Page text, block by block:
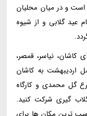
و در میان محلیان
عید گلابی و از شیوه
نیاسر، قمصر،
اردیبهشت به کاشان
گل محمدی و کارگاه
گیری شرکت کنید.